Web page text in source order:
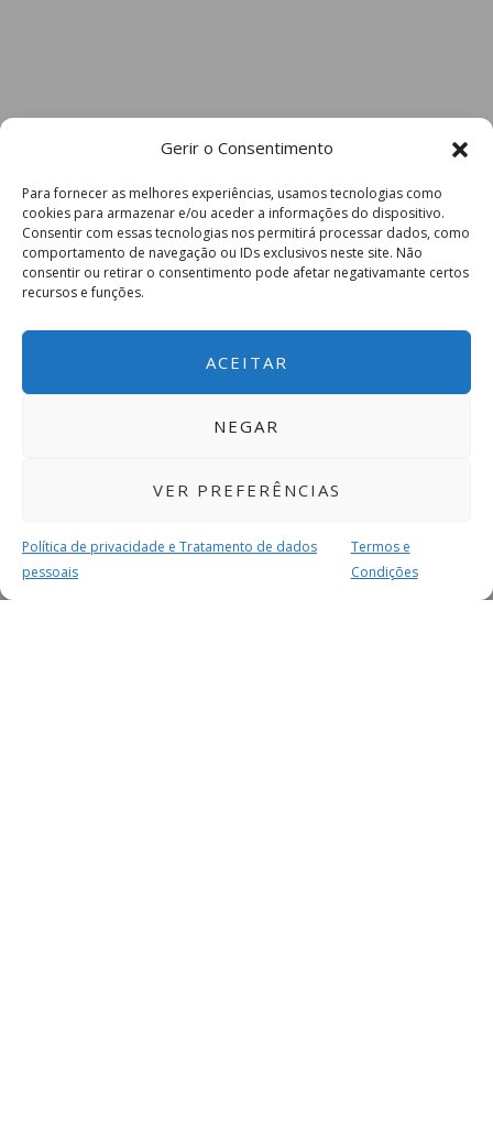
Gerir o Consentimento
Para fornecer as melhores experiências, usamos tecnologias como
cookies para armazenar e/ou aceder a informações do dispositivo.
Consentir com essas tecnologias nos permitirá processar dados, como
comportamento de navegação ou IDs exclusivos neste site. Não
consentir ou retirar o consentimento pode afetar negativamante certos
recursos e funções.
ACEITAR
NEGAR
VER PREFERÊNCIAS
Política de privacidade e Tratamento de dados
pessoais
Termos e
Condições